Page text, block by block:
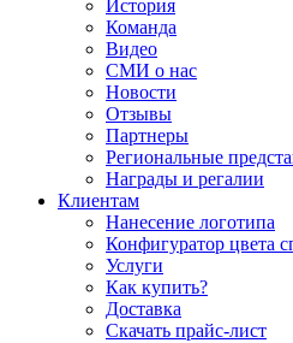
История
Команда
Видео
СМИ о нас
Новости
Отзывы
Партнеры
Региональные
Награды и регалии
Клиентам
Нанесение логотипа
Конфигуратор цвета
Услуги
Как купить?
Доставка
Скачать прайс-лист